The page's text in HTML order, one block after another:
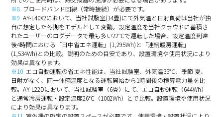
※8 ブロードバンド回線（常時接続）が必要です。
※9 AY-L40X2において、当社試験室(14畳)にて外気温と日射負荷は当社が独
自に想定した冬期をモデルとして変動。設定温度を当社クラウドに蓄積さ
れたユーザーのログデータで最も多い22℃で運転した場合、設定温度到達
後4時間における「日中省エネ運転」(1,295Wh)と「連続暖房運転」
(1,534Wh)との比較。説明のための目安であり、設置環境や使用状況により
効果は異なります。
※10 エコ自動運転の省エネ性能は、当社試験室、外気温35℃、季節 夏、
日射がなく、同一体感温度となる運転開始から1時間後の積算電力量を比
較。AY-L22Dにおいて、当社試験室（6畳）にて、エコ自動運転（644Wh）
と通常冷房運転・設定温度26℃（1002Wh）とで比較。設置環境や使用状況
により効果は異なります。